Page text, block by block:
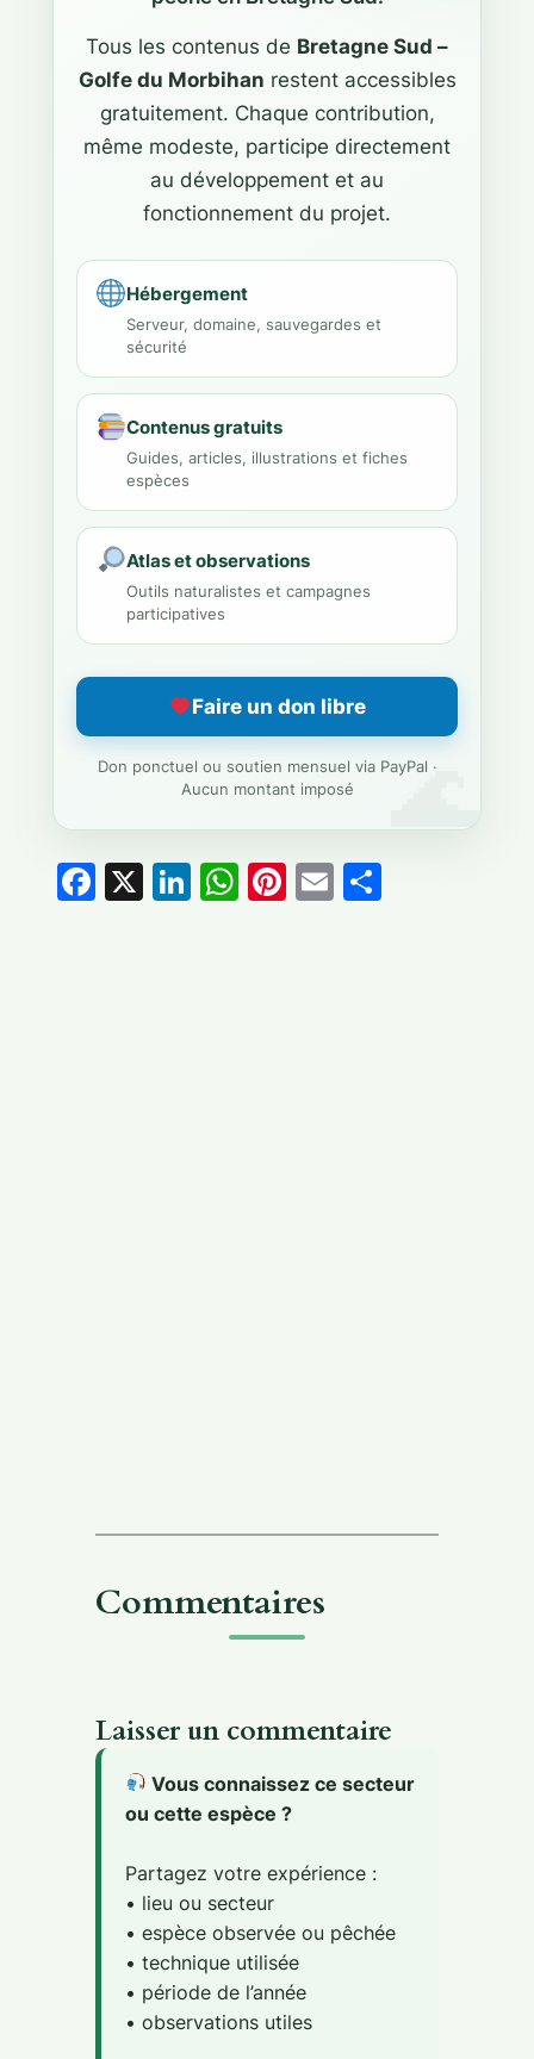
Tous les contenus de Bretagne Sud –
Golfe du Morbihan restent accessibles
gratuitement. Chaque contribution,
même modeste, participe directement
au développement et au
fonctionnement du projet.
Hébergement
Serveur, domaine, sauvegardes et
sécurité
Contenus gratuits
Guides, articles, illustrations et fiches
espèces
Atlas et observations
Outils naturalistes et campagnes
participatives
Faire un don libre
Don ponctuel ou soutien mensuel via PayPal ·
Aucun montant imposé
Facebook
X LinkedIn
WhatsApp
Pinterest
Email
Commentaires
Laisser un commentaire
Vous connaissez ce secteur
ou cette espèce ?
Partagez votre expérience :
• lieu ou secteur
• espèce observée ou pêchée
• technique utilisée
• période de l’année
• observations utiles